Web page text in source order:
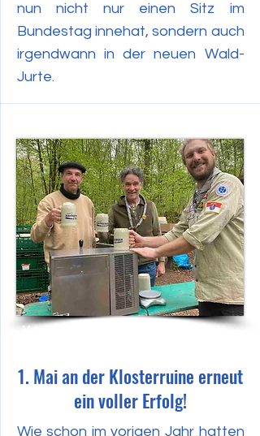
nun nicht nur einen Sitz im
Bundestag innehat, sondern auch
irgendwann in der neuen Wald-
Jurte.
Mai 2023
1. Mai an der Klosterruine erneut
ein voller Erfolg!
Wie schon im vorigen Jahr hatten